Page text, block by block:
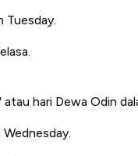
Tuesday.
atau hari Dewa Odin
Furniture &